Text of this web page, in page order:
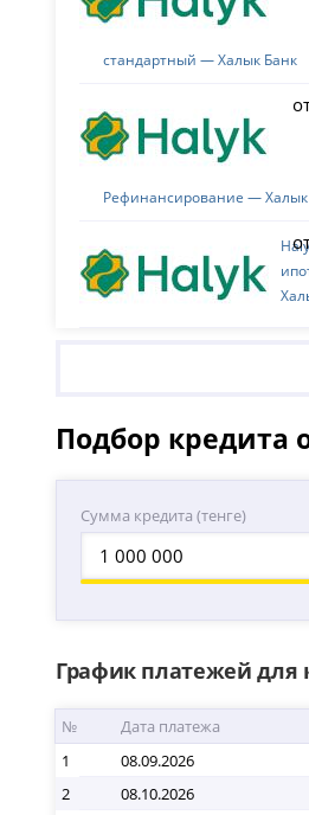
стандартный — Халык Банк
Рефинансирование —
Подбор кредита
Сумма кредита (тенге)
График платежей для
№ Дата платежа
1
08.09.2026
2
08.10.2026